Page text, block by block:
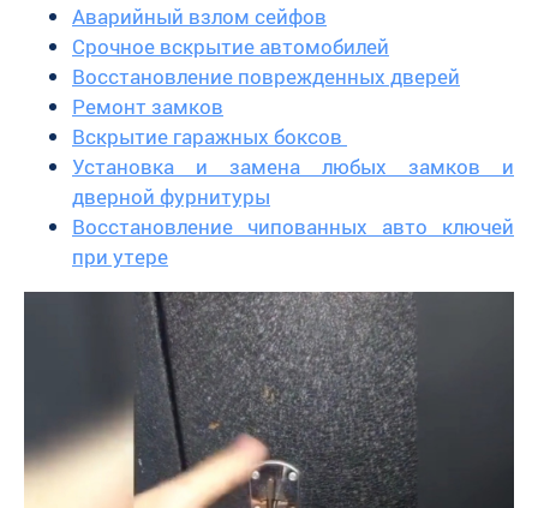
Аварийный взлом сейфов
Срочное вскрытие автомобилей
Восстановление поврежденных дверей
Ремонт замков
Вскрытие гаражных боксов
Установка и замена любых замков и
дверной фурнитуры
Восстановление чипованных авто ключей
при утере